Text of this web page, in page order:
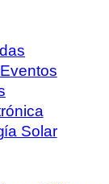
Solar